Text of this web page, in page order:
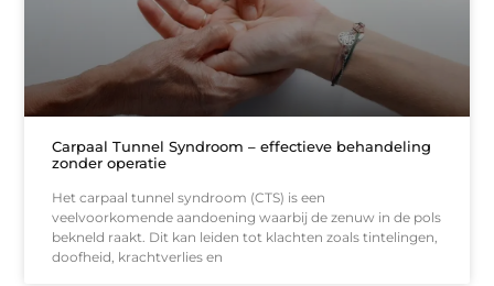
Carpaal Tunnel Syndroom – effectieve behandeling
zonder operatie
Het carpaal tunnel syndroom (CTS) is een
veelvoorkomende aandoening waarbij de zenuw in de pols
bekneld raakt. Dit kan leiden tot klachten zoals tintelingen,
doofheid, krachtverlies en